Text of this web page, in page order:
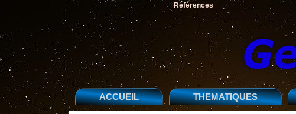
Références
ACCUEIL THEMATIQUES